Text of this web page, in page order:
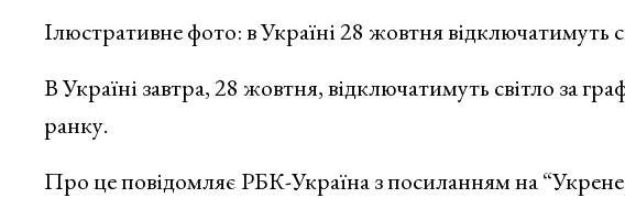
Ілюстративне фото: в Україні 28 жовтня відключатимуть
В Україні завтра, 28 жовтня, відключатимуть світло за
ранку.
Про це повідомляє РБК-Україна з посиланням на